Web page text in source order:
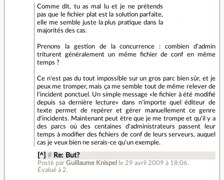
Comme dit, tu as mal lu et je ne prétends
pas que le fichier plat est la solution parfaite,
elle me semble juste la plus pratique dans la
majorités des cas.
Prenons la gestion de la concurrence : combien d'admin
triturent généralement un même fichier de conf en même
temps ?
Ce n'est pas du tout impossible sur un gros parc bien sûr, et je
peux me tromper, mais ça me semble tout de même relever de
l'incident ponctuel. Un simple message «le fichier à été modifié
depuis sa dernière lecture» dans n'importe quel éditeur de
texte permet de repérer et gérer manuellement ce genre
d'incidents. Maintenant peut être que je me trompe et qu'il y a
des parcs où des centaines d'administrateurs passent leur
temps à modifier des fichiers de conf de leurs serveurs, auquel
cas je veux bien ne serais-ce qu'un exemple.
[^] # Re: But?
Posté par Guillaume Knispel le 29 avril 2009 à 18:06.
Évalué à 2.